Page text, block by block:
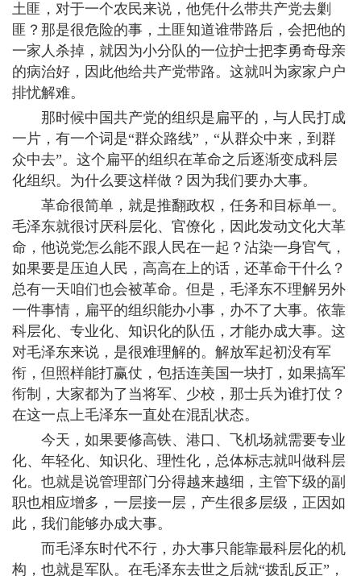
土匪，对于一个农民来说，他凭什么带共产党去剿
匪？那是很危险的事，土匪知道谁带路后，会把他的
一家人杀掉，就因为小分队的一位护士把李勇奇母亲
的病治好，因此他给共产党带路。这就叫为家家户户
排忧解难。
那时候中国共产党的组织是扁平的，与人民打成
一片，有一个词是“群众路线”，“从群众中来，到群
众中去”。这个扁平的组织在革命之后逐渐变成科层
化组织。为什么要这样做？因为我们要办大事。
革命很简单，就是推翻政权，任务和目标单一。
毛泽东就很讨厌科层化、官僚化，因此发动文化大革
命，他说党怎么能不跟人民在一起？沾染一身官气，
如果要是压迫人民，高高在上的话，还革命干什么？
总有一天咱们也会被革命。但是，毛泽东不理解另外
一件事情，扁平的组织能办小事，办不了大事。依靠
科层化、专业化、知识化的队伍，才能办成大事。这
对毛泽东来说，是很难理解的。解放军起初没有军
衔，但照样能打赢仗，包括连美国一块打，如果搞军
衔制，大家都为了当将军、少校，那士兵为谁打仗？
在这一点上毛泽东一直处在混乱状态。
今天，如果要修高铁、港口、飞机场就需要专业
化、年轻化、知识化、理性化，总体标志就叫做科层
化。也就是说管理部门分得越来越细，主管下级的副
职也相应增多，一层接一层，产生很多层级，正因如
此，我们能够办成大事。
而毛泽东时代不行，办大事只能靠最科层化的机
构，也就是军队。在毛泽东去世之后就“拨乱反正”，